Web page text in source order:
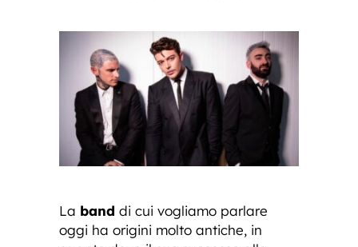
La band di cui vogliamo parlare
oggi ha origini molto antiche, in